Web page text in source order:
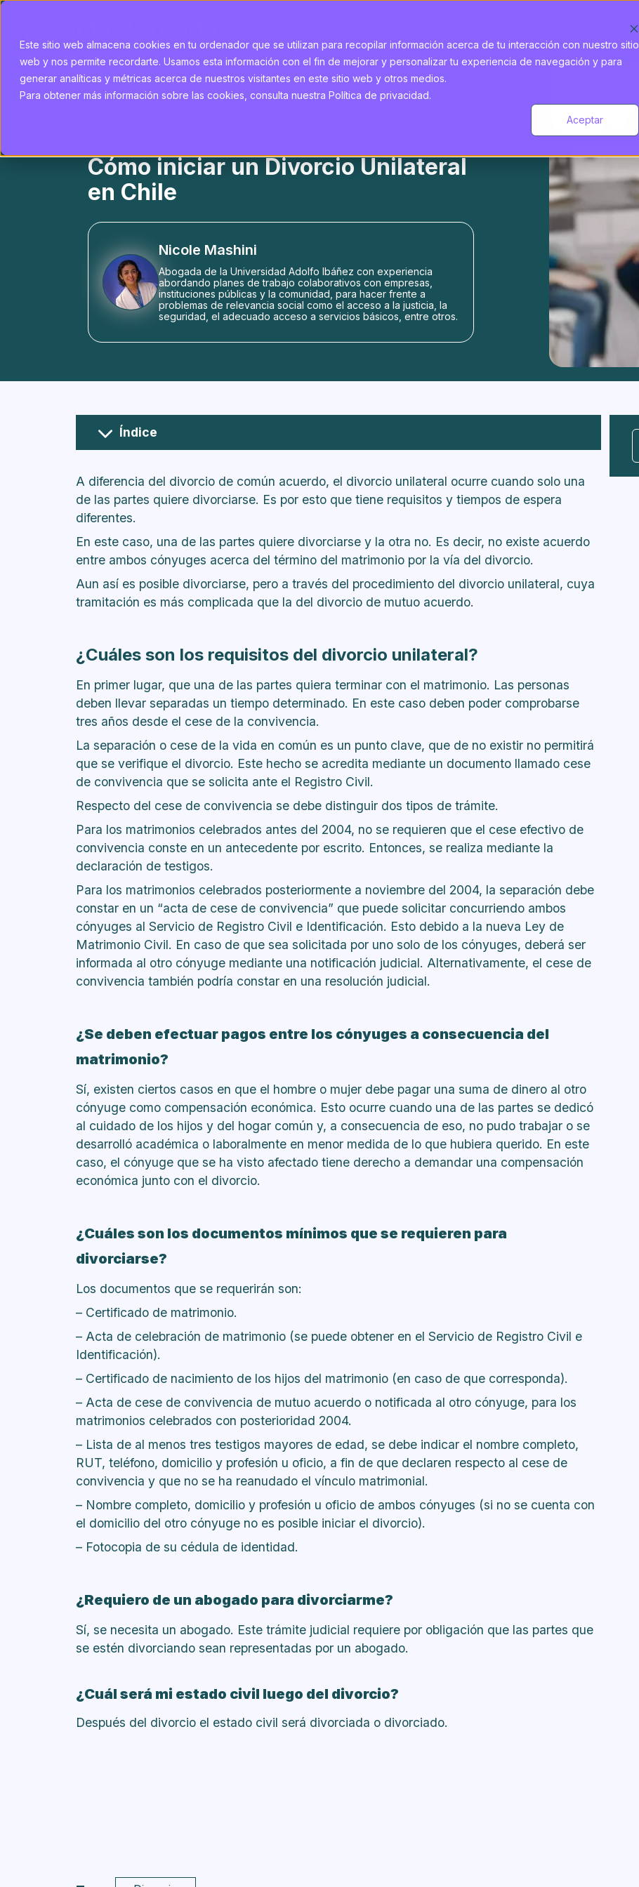
Este sitio web almacena cookies en tu ordenador que se utilizan para recopilar información acerca de tu interacción con nuestro sitio
web y nos permite recordarte. Usamos esta información con el fin de mejorar y personalizar tu experiencia de navegación y para
generar analíticas y métricas acerca de nuestros visitantes en este sitio web y otros medios.
Para obtener más información sobre las cookies, consulta nuestra Política de privacidad.
Aceptar
Cómo iniciar un Divorcio Unilateral
en Chile
Nicole Mashini
Abogada de la Universidad Adolfo Ibáñez con experiencia
abordando planes de trabajo colaborativos con empresas,
instituciones públicas y la comunidad, para hacer frente a
problemas de relevancia social como el acceso a la justicia, la
seguridad, el adecuado acceso a servicios básicos, entre otros.
Índice
¿Cuáles son los requisitos del divorcio unilateral?
A diferencia del divorcio de común acuerdo, el divorcio unilateral ocurre cuando solo una
de las partes quiere divorciarse. Es por esto que tiene requisitos y tiempos de espera
diferentes.
En este caso, una de las partes quiere divorciarse y la otra no. Es decir, no existe acuerdo
entre ambos cónyuges acerca del término del matrimonio por la vía del divorcio.
Aun así es posible divorciarse, pero a través del procedimiento del divorcio unilateral, cuya
tramitación es más complicada que la del divorcio de mutuo acuerdo.
¿Cuáles son los requisitos del divorcio unilateral?
En primer lugar, que una de las partes quiera terminar con el matrimonio. Las personas
deben llevar separadas un tiempo determinado. En este caso deben poder comprobarse
tres años desde el cese de la convivencia.
La separación o cese de la vida en común es un punto clave, que de no existir no permitirá
que se verifique el divorcio. Este hecho se acredita mediante un documento llamado cese
de convivencia que se solicita ante el Registro Civil.
Respecto del cese de convivencia se debe distinguir dos tipos de trámite.
Para los matrimonios celebrados antes del 2004, no se requieren que el cese efectivo de
convivencia conste en un antecedente por escrito. Entonces, se realiza mediante la
declaración de testigos.
Para los matrimonios celebrados posteriormente a noviembre del 2004, la separación debe
constar en un “acta de cese de convivencia” que puede solicitar concurriendo ambos
cónyuges al Servicio de Registro Civil e Identificación. Esto debido a la nueva Ley de
Matrimonio Civil. En caso de que sea solicitada por uno solo de los cónyuges, deberá ser
informada al otro cónyuge mediante una notificación judicial. Alternativamente, el cese de
convivencia también podría constar en una resolución judicial.
¿Se deben efectuar pagos entre los cónyuges a consecuencia del
matrimonio?
Sí, existen ciertos casos en que el hombre o mujer debe pagar una suma de dinero al otro
cónyuge como compensación económica. Esto ocurre cuando una de las partes se dedicó
al cuidado de los hijos y del hogar común y, a consecuencia de eso, no pudo trabajar o se
desarrolló académica o laboralmente en menor medida de lo que hubiera querido. En este
caso, el cónyuge que se ha visto afectado tiene derecho a demandar una compensación
económica junto con el divorcio.
¿Cuáles son los documentos mínimos que se requieren para
divorciarse?
Los documentos que se requerirán son:
– Certificado de matrimonio.
– Acta de celebración de matrimonio (se puede obtener en el Servicio de Registro Civil e
Identificación).
– Certificado de nacimiento de los hijos del matrimonio (en caso de que corresponda).
– Acta de cese de convivencia de mutuo acuerdo o notificada al otro cónyuge, para los
matrimonios celebrados con posterioridad 2004.
– Lista de al menos tres testigos mayores de edad, se debe indicar el nombre completo,
RUT, teléfono, domicilio y profesión u oficio, a fin de que declaren respecto al cese de
convivencia y que no se ha reanudado el vínculo matrimonial.
– Nombre completo, domicilio y profesión u oficio de ambos cónyuges (si no se cuenta con
el domicilio del otro cónyuge no es posible iniciar el divorcio).
– Fotocopia de su cédula de identidad.
¿Requiero de un abogado para divorciarme?
Sí, se necesita un abogado. Este trámite judicial requiere por obligación que las partes que
se estén divorciando sean representadas por un abogado.
¿Cuál será mi estado civil luego del divorcio?
Después del divorcio el estado civil será divorciada o divorciado.